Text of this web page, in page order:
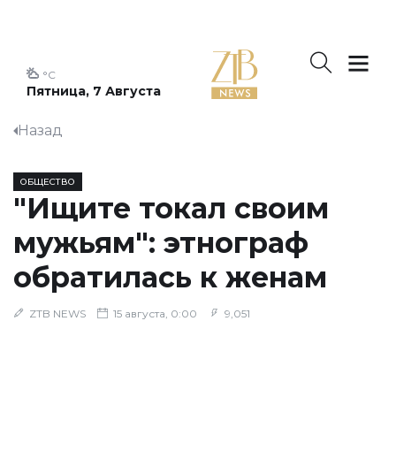
Пятница, 7 Августа
°C
Назад
ОБЩЕСТВО
"Ищите токал своим
мужьям": этнограф
обратилась к женам
ZTB NEWS 15 августа, 0:00 9,051